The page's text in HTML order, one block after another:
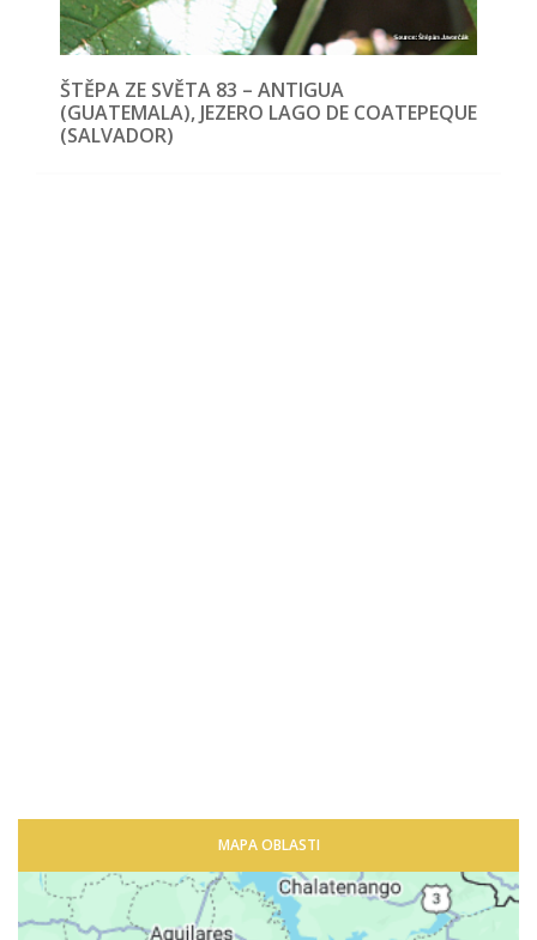
ŠTĚPA ZE SVĚTA 83 – ANTIGUA
(GUATEMALA), JEZERO LAGO DE COATEPEQUE
(SALVADOR)
MAPA OBLASTI